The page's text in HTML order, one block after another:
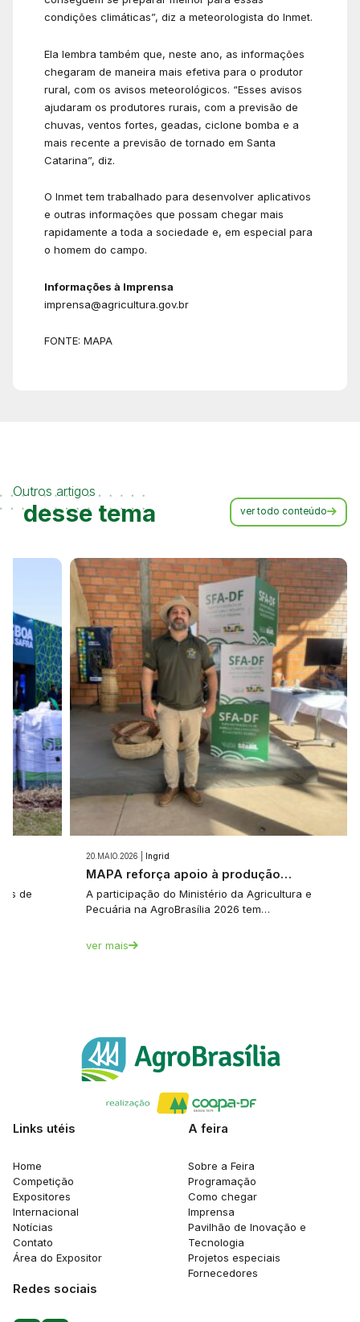
condições climáticas”, diz a meteorologista do Inmet.
Ela lembra também que, neste ano, as informações
chegaram de maneira mais efetiva para o produtor
rural, com os avisos meteorológicos. “Esses avisos
ajudaram os produtores rurais, com a previsão de
chuvas, ventos fortes, geadas, ciclone bomba e a
mais recente a previsão de tornado em Santa
Catarina”, diz.
O Inmet tem trabalhado para desenvolver aplicativos
e outras informações que possam chegar mais
rapidamente a toda a sociedade e, em especial para
o homem do campo.
Informações à Imprensa
imprensa@agricultura.gov.br
FONTE: MAPA
Outros artigos
desse tema ver todo conteúdo
de
20.MAIO.2026 | Ingrid
MAPA reforça apoio à produção…
A participação do Ministério da Agricultura e
Pecuária na AgroBrasília 2026 tem…
ver mais
Links utéis
Home
Competição
Expositores
Internacional
Notícias
Contato
Área do Expositor
A feira
Sobre a Feira
Programação
Como chegar
Imprensa
Pavilhão de Inovação e
Tecnologia
Projetos especiais
Fornecedores
Redes sociais